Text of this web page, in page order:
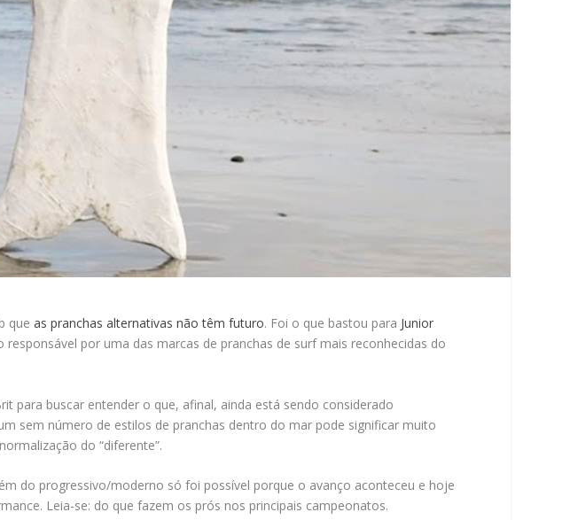
queas pranchas alternativas não têm futuro. Foi o que bastou para Junior
por uma das marcas de pranchas de surf mais reconhecidas do
para buscar entender o que, afinal, ainda está sendo considerado
sem número de estilos de pranchas dentro do mar pode significar muito
do “diferente”.
do progressivo/moderno só foi possível porque o avanço aconteceu e hoje
Leia-se: do que fazem os prós nos principais campeonatos.